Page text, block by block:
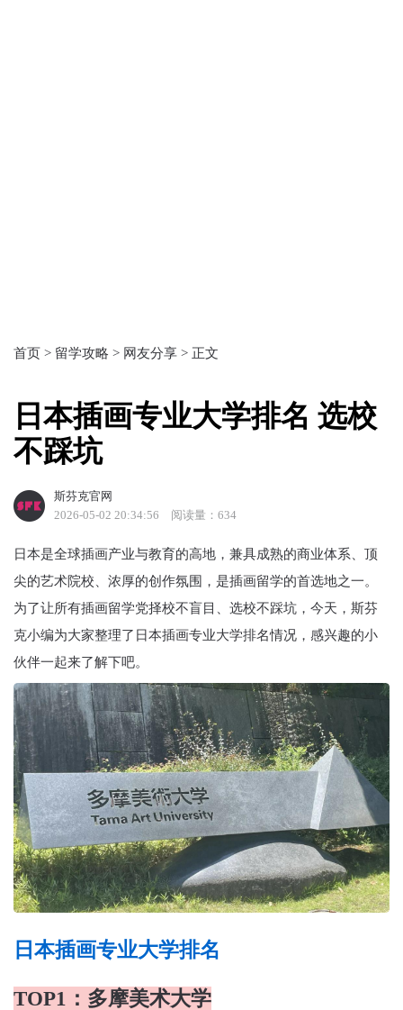
首页 > 留学攻略 > 网友分享 > 正文
日本插画专业大学排名 选校
不踩坑
斯芬克官网
2026-05-02 20:34:56
阅读量：634
日本是全球插画产业与教育的高地，兼具成熟的商业体系、顶
尖的艺术院校、浓厚的创作氛围，是插画留学的首选地之一。
为了让所有插画留学党择校不盲目、选校不踩坑，今天，斯芬
克小编为大家整理了日本插画专业大学排名情况，感兴趣的小
伙伴一起来了解下吧。
日本插画专业大学排名
TOP1：多摩美术大学